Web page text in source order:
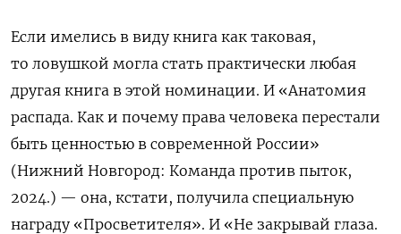
Если имелись в виду книга как таковая,
то ловушкой могла стать практически любая
другая книга в этой номинации. И «Анатомия
распада. Как и почему права человека перестали
быть ценностью в современной России»
(Нижний Новгород: Команда против пыток,
2024.) — она, кстати, получила специальную
награду «Просветителя». И «Не закрывай глаза.